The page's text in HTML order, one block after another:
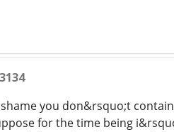
you don&rsquo;t
for the time being